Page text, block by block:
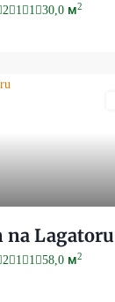
2 1 1 30,0 м2
na Lagatoru
2 1 1 58,0 м2